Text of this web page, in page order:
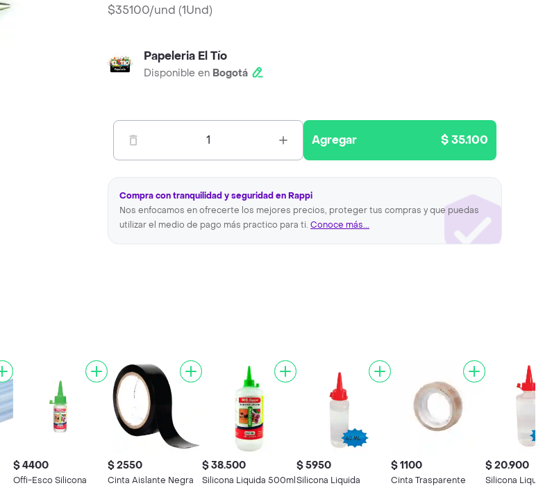
$35100/und (1Und)
Papeleria El Tío
Disponible en Bogotá
1 Agregar $ 35.100
Compra con tranquilidad y seguridad en Rappi
Nos enfocamos en ofrecerte los mejores precios, proteger tus compras y que puedas
utilizar el medio de pago más practico para ti. Conoce más...
$ 4400
Offi-Esco Silicona
$ 2550
Cinta Aislante Negra
$ 38.500
Silicona Liquida 500ml
$ 5950
Silicona Liquida
$ 1100
Cinta Trasparente
$ 20.900
Silicona Liquida